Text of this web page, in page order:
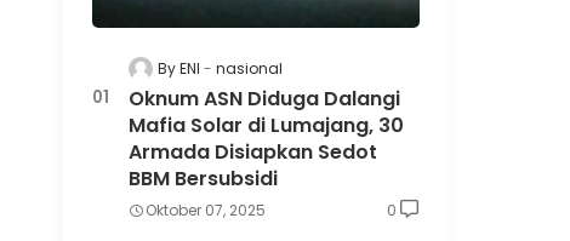
By ENI nasional
Oknum ASN Diduga Dalangi
Mafia Solar di Lumajang, 30
Armada Disiapkan Sedot
BBM Bersubsidi
Oktober 07, 2025 0